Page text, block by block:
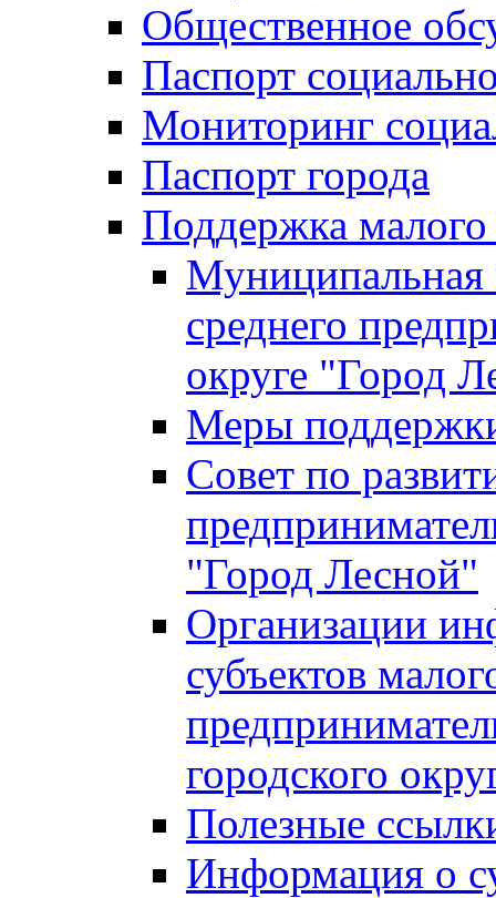
Общественное
Паспорт
Мониторинг
Паспорт города
Поддержка малого
Муниципальная
среднего
округе "Город
Меры
Совет по
"Город Лесной"
Организации
субъектов
городского
Полезные
Информация о